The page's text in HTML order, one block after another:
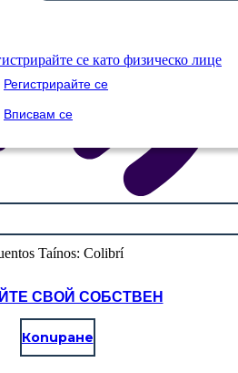
се като физическо лице
Регистрирайте се
Вписвам се
СВОЙ СОБСТВЕН
Копиране